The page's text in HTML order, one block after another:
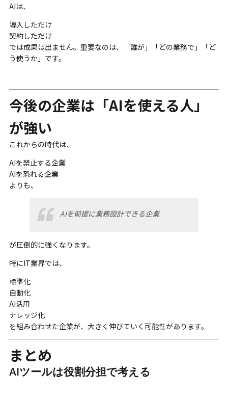
AIは、
導入しただけ
契約しただけ
では成果は出ません。重要なのは、「誰が」「どの業務で」「ど
う使うか」です。
今後の企業は「AIを使える人」
が強い
これからの時代は、
AIを禁止する企業
AIを恐れる企業
よりも、
AIを前提に業務設計できる企業
が圧倒的に強くなります。
特にIT業界では、
標準化
自動化
AI活用
ナレッジ化
を組み合わせた企業が、大きく伸びていく可能性があります。
まとめ
AIツールは役割分担で考える